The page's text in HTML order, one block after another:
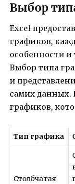
Выбор
Excel
графиков,
особенности
Выбор типа
и
самих данных.
графиков,
Тип графика
Столбчатая